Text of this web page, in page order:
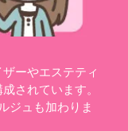
ーやエステティ
されています。
ジュも加わりま